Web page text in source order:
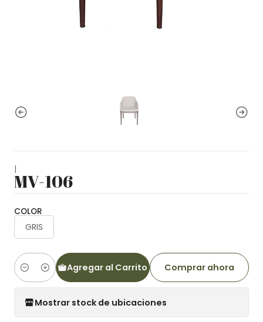
|
MV-106
COLOR
GRIS
Cantidad
Agregar al Carrito Comprar ahora
Mostrar stock de ubicaciones